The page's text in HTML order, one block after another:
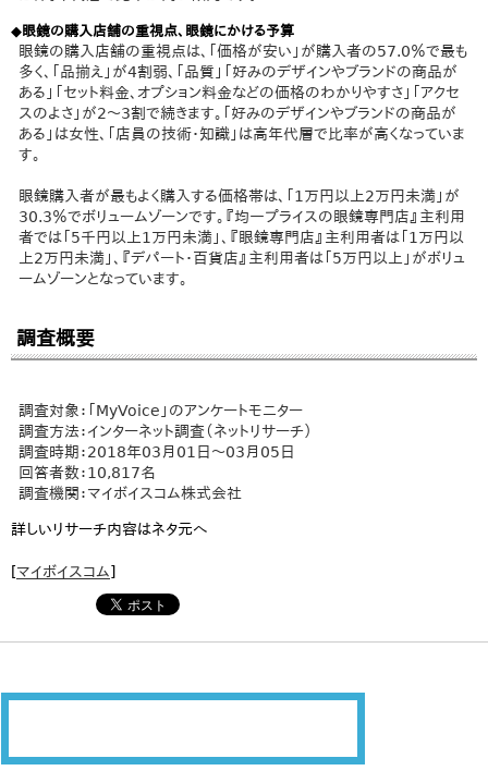
◆眼鏡の購入店舗の重視点、眼鏡にかける予算
眼鏡の購入店舗の重視点は、「価格が安い」が購入者の57.0％で最も
多く、「品揃え」が4割弱、「品質」「好みのデザインやブランドの商品が
ある」「セット料金、オプション料金などの価格のわかりやすさ」「アクセ
スのよさ」が2～3割で続きます。「好みのデザインやブランドの商品が
ある」は女性、「店員の技術・知識」は高年代層で比率が高くなっていま
す。
眼鏡購入者が最もよく購入する価格帯は、「1万円以上2万円未満」が
30.3％でボリュームゾーンです。『均一プライスの眼鏡専門店』主利用
者では「5千円以上1万円未満」、『眼鏡専門店』主利用者は「1万円以
上2万円未満」、『デパート・百貨店』主利用者は「5万円以上」がボリュ
ームゾーンとなっています。
調査概要
調査対象：「MyVoice」のアンケートモニター
調査方法：インターネット調査（ネットリサーチ）
調査時期：2018年03月01日～03月05日
回答者数：10,817名
調査機関：マイボイスコム株式会社
詳しいリサーチ内容はネタ元へ
[マイボイスコム]